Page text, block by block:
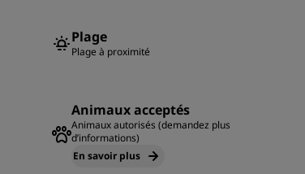
Plage
Plage à proximité
Animaux acceptés
Animaux autorisés (demandez plus
d’informations)
En savoir plus